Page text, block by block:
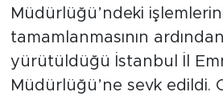
Gözaçan, Manisa İl
Müdürlüğü’ndeki
tamamlanmasının
yürütüldüğü İstanbul İl